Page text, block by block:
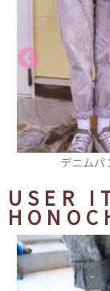
スニー
USER